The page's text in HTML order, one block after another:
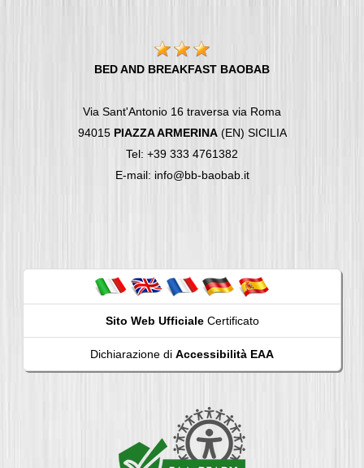
BED AND BREAKFAST BAOBAB
Via Sant'Antonio 16 traversa via Roma
94015 PIAZZA ARMERINA(EN) SICILIA
Tel: +39 333 4761382
E-mail: info@bb-baobab.it
Sito Web UfficialeCertificato
Dichiarazione di Accessibilità EAA